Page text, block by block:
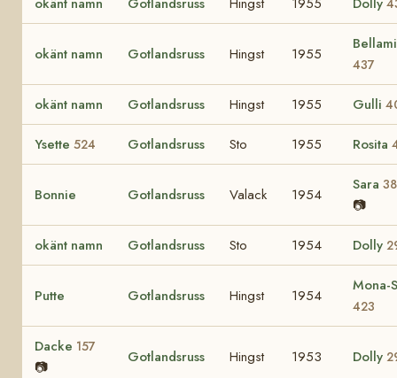
okänt namn Gotlandsruss Hingst 1955
Bellami
437
okänt namn Gotlandsruss Hingst 1955 Gulli
Ysette 524 Gotlandsruss Sto 1955 Rosita
Bonnie Gotlandsruss Valack 1954
Sara
📷
okänt namn Gotlandsruss Sto 1954 Dolly
Putte Gotlandsruss Hingst 1954
Mona-
423
Dacke 157
📷
Gotlandsruss Hingst 1953 Dolly